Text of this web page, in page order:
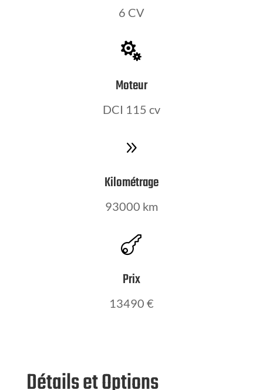
6 CV

Moteur
DCI 115 cv
9
Kilométrage
93000 km

Prix
13490 €